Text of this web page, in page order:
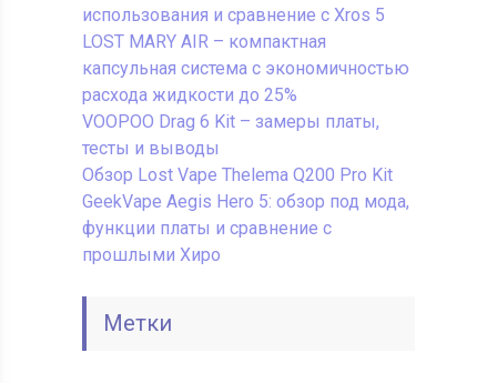
использования и сравнение с Xros 5
LOST MARY AIR – компактная
капсульная система с экономичностью
расхода жидкости до 25%
VOOPOO Drag 6 Kit – замеры платы,
тесты и выводы
Обзор Lost Vape Thelema Q200 Pro Kit
GeekVape Aegis Hero 5: обзор под мода,
функции платы и сравнение с
прошлыми Хиро
Метки